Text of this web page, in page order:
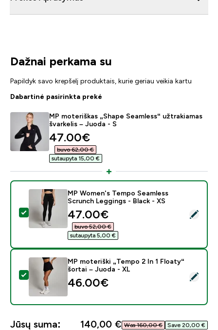
Dažnai perkama su
Papildyk savo krepšelį produktais, kurie geriau veikia kartu
Dabartinė pasirinkta prekė
MP moteriškas „Shape Seamless“ užtrakiamas
švarkelis – Juoda - S
discounted price
47.00€‎
buvo 62,00 €‎
sutaupyta 15,00 €‎
Pasirinkti šį produktą - MP Women's Tempo
MP Women's Tempo Seamless
Scrunch Leggings - Black - XS
discounted price
47.00€‎
buvo 52,00 €‎
sutaupyta 5,00 €‎
Pasirinkti šį produktą - MP moteriški „Tempo 2 In 1
MP moteriški „Tempo 2 In 1 Floaty“
šortai – Juoda - XL
46.00€‎
Jūsų suma: 140,00 €‎ Was 160,00 €‎ Save 20,00 €‎